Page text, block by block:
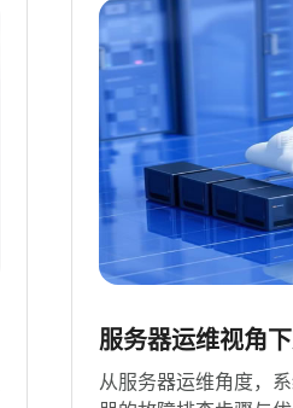
服务器运维视角
故障排查与优化
从服务器运维角度，